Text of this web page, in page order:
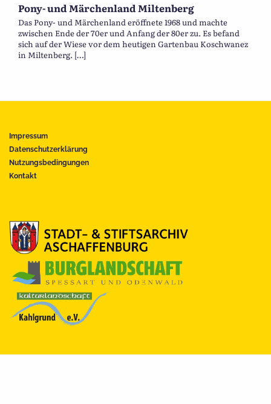
Pony- und Märchenland Miltenberg
Das Pony- und Märchenland eröffnete 1968 und machte
zwischen Ende der 70er und Anfang der 80er zu. Es befand
sich auf der Wiese vor dem heutigen Gartenbau Koschwanez
in Miltenberg. […]
Impressum
Datenschutzerklärung
Nutzungsbedingungen
Kontakt